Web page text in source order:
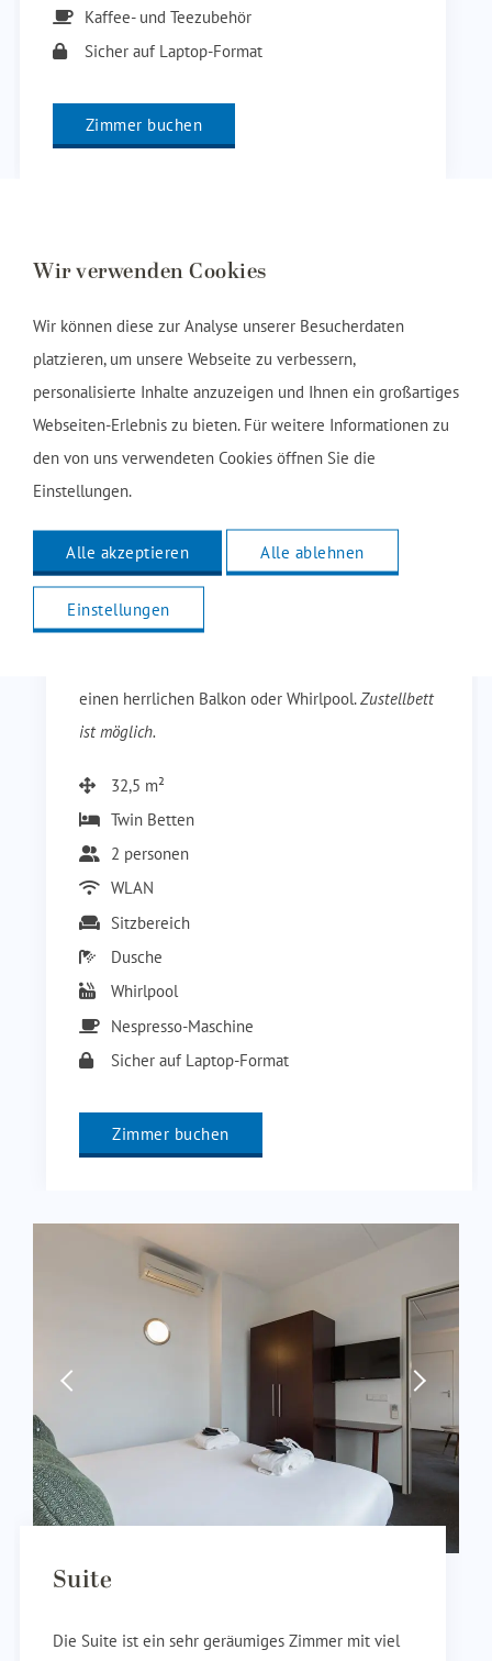
Kaffee- und Teezubehör
Sicher auf Laptop-Format
Zimmer buchen
Junior Suiten
Unsere Junior Suiten sind klassisch und stilvoll
einen herrlichen Balkon oder Whirlpool.Zustellbett
ist möglich.
32,5 m²
Twin Betten
2 personen
WLAN
Sitzbereich
Dusche
Whirlpool
Nespresso-Maschine
Sicher auf Laptop-Format
Zimmer buchen
Suite
Die Suite ist ein sehr geräumiges Zimmer mit viel
Wir verwenden Cookies
Wir können diese zur Analyse unserer Besucherdaten
platzieren, um unsere Webseite zu verbessern,
personalisierte Inhalte anzuzeigen und Ihnen ein großartiges
Webseiten-Erlebnis zu bieten. Für weitere Informationen zu
den von uns verwendeten Cookies öffnen Sie die
Einstellungen.
Alle akzeptieren Alle ablehnen
Einstellungen